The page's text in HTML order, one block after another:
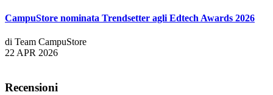
CampuStore nominata Trendsetter agli Edtech Awards 2026
di Team CampuStore
22 APR 2026
Recensioni